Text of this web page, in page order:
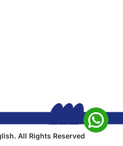
All Rights Reserved